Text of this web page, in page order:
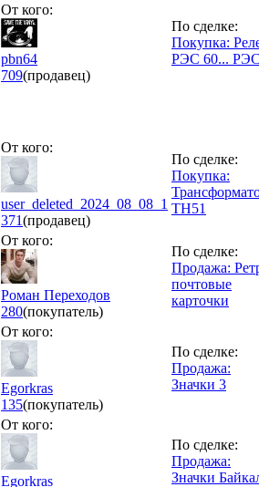
От кого:
pbn64
709(продавец)
По сделке:
Покупка:
РЭС 60...
От кого:
user_deleted_2024_08_08_1
371(продавец)
По сделке:
Покупка:
ТН51
От кого:
Роман Переходов
280(покупатель)
По сделке:
Продажа:
почтовые
карточки
От кого:
Egorkras
135(покупатель)
По сделке:
Продажа:
Значки 3
От кого:
Egorkras
По сделке:
Продажа:
Значки